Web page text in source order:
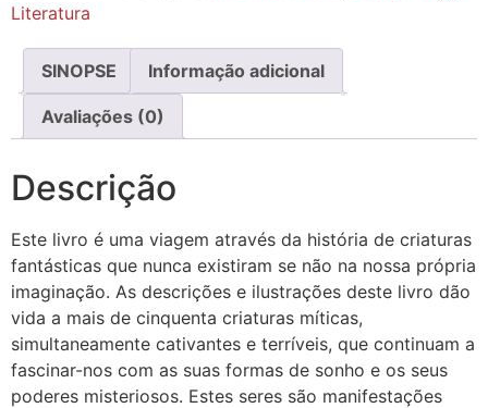
Literatura
SINOPSE Informação adicional
Avaliações (0)
Descrição
Este livro é uma viagem através da história de criaturas
fantásticas que nunca existiram se não na nossa própria
imaginação. As descrições e ilustrações deste livro dão
vida a mais de cinquenta criaturas míticas,
simultaneamente cativantes e terríveis, que continuam a
fascinar-nos com as suas formas de sonho e os seus
poderes misteriosos. Estes seres são manifestações